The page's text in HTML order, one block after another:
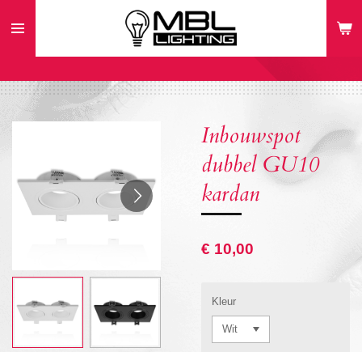
direct
hoofdinhoud
Inbouwspot
dubbel GU10
kardan
€ 10,00
Kleur